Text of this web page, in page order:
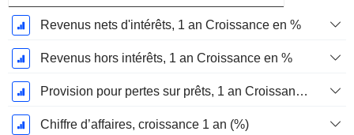
Revenus nets d'intérêts, 1 an Croissance en %
Revenus hors intérêts, 1 an Croissance en %
Provision pour pertes sur prêts, 1 an Croissance en %
Chiffre d’affaires, croissance 1 an (%)